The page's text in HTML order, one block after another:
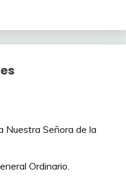
Nuestra Señora de la
Ordinario.